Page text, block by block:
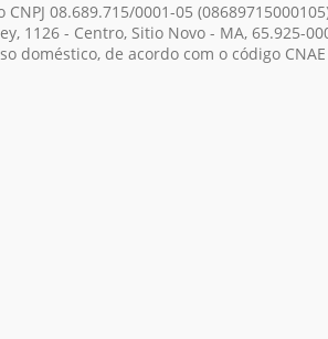
08.689.715/0001-05
1126 - Centro, Sitio Novo - MA, 65.925-
de acordo com o código CNAE